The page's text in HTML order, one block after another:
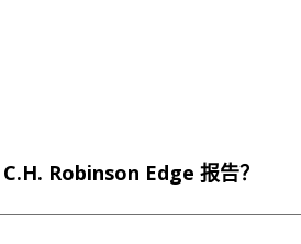
Robinson Edge 报告？